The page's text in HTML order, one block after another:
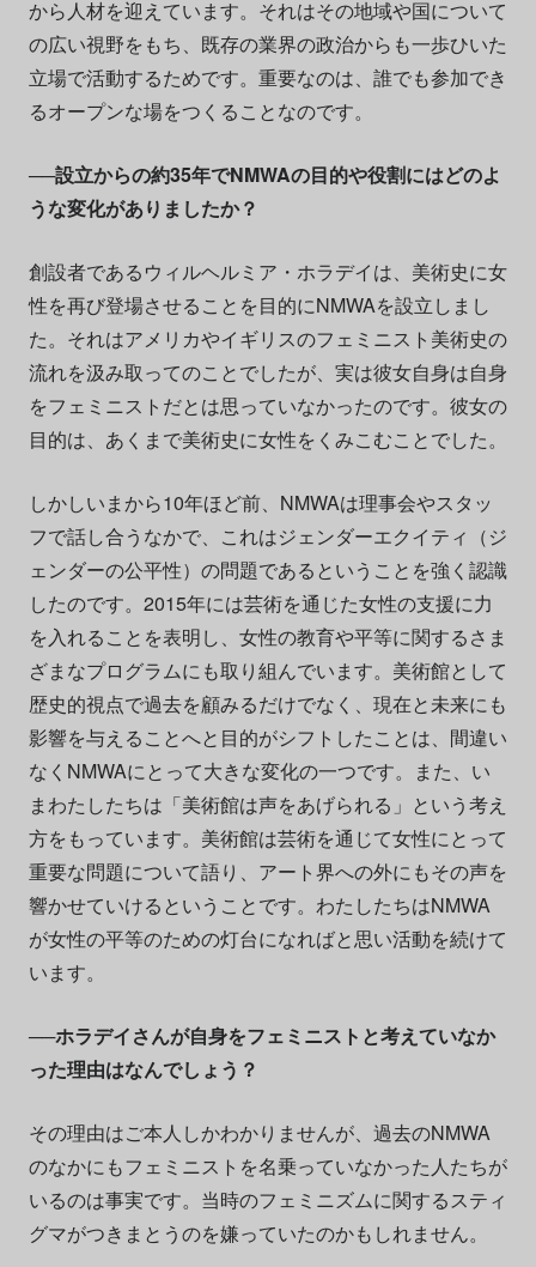
から人材を迎えています。それはその地域や国について
の広い視野をもち、既存の業界の政治からも一歩ひいた
立場で活動するためです。重要なのは、誰でも参加でき
るオープンな場をつくることなのです。
──設立からの約35年でNMWAの目的や役割にはどのよ
うな変化がありましたか？
創設者であるウィルヘルミア・ホラデイは、美術史に女
性を再び登場させることを目的にNMWAを設立しまし
た。それはアメリカやイギリスのフェミニスト美術史の
流れを汲み取ってのことでしたが、実は彼女自身は自身
をフェミニストだとは思っていなかったのです。彼女の
目的は、あくまで美術史に女性をくみこむことでした。
しかしいまから10年ほど前、NMWAは理事会やスタッ
フで話し合うなかで、これはジェンダーエクイティ（ジ
ェンダーの公平性）の問題であるということを強く認識
したのです。2015年には芸術を通じた女性の支援に力
を入れることを表明し、女性の教育や平等に関するさま
ざまなプログラムにも取り組んでいます。美術館として
歴史的視点で過去を顧みるだけでなく、現在と未来にも
影響を与えることへと目的がシフトしたことは、間違い
なくNMWAにとって大きな変化の一つです。また、い
まわたしたちは「美術館は声をあげられる」という考え
方をもっています。美術館は芸術を通じて女性にとって
重要な問題について語り、アート界への外にもその声を
響かせていけるということです。わたしたちはNMWA
が女性の平等のための灯台になればと思い活動を続けて
います。
──ホラデイさんが自身をフェミニストと考えていなか
った理由はなんでしょう？
その理由はご本人しかわかりませんが、過去のNMWA
のなかにもフェミニストを名乗っていなかった人たちが
いるのは事実です。当時のフェミニズムに関するスティ
グマがつきまとうのを嫌っていたのかもしれません。